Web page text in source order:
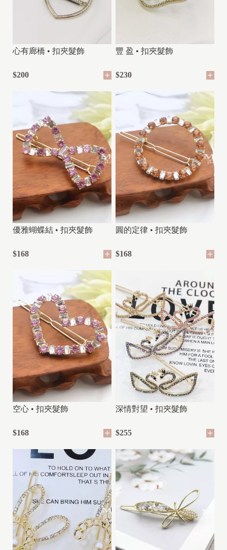
心有廊橋 • 扣夾髮飾
$200
豐 盈 • 扣夾髮飾
$230
優雅蝴蝶結 • 扣夾髮飾
$168
圓的定律 • 扣夾髮飾
$168
空心 • 扣夾髮飾
$168
深情對望 • 扣夾髮飾
$255